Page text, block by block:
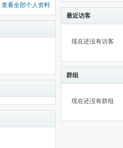
查看全部个人资料
最近访客
现在还没有访客
群组
现在还没有群组